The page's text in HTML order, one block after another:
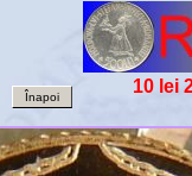
Înapoi
10 lei